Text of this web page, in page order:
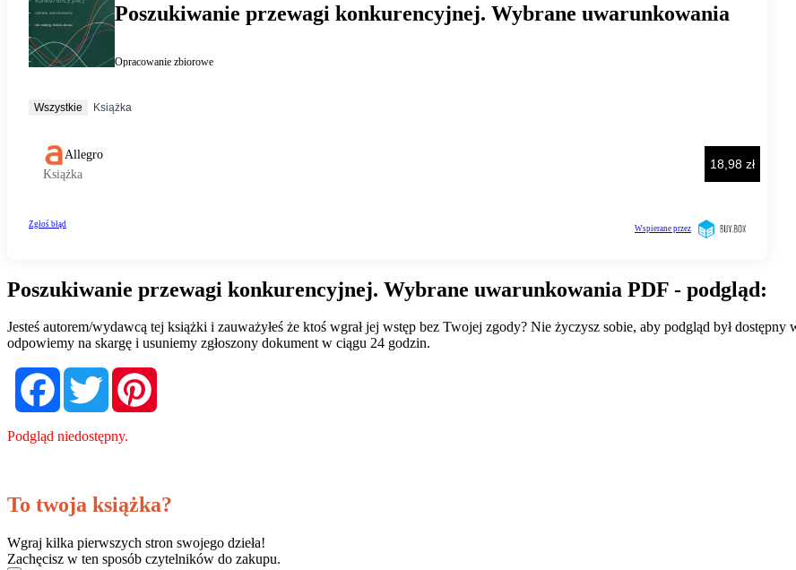
Poszukiwanie przewagi konkurencyjnej. Wybrane uwarunkowania PDF - podgląd:
Jesteś autorem/wydawcą tej książki i zauważyłeś że ktoś wgrał jej wstęp bez Twojej zgody? Nie życzysz sobie, aby podgląd był dostępny
odpowiemy na skargę i usuniemy zgłoszony dokument w ciągu 24 godzin.
FacebookTwitter
Podgląd niedostępny.
To twoja książka?
Wgraj kilka pierwszych stron swojego dzieła!
Zachęcisz w ten sposób czytelników do zakupu.